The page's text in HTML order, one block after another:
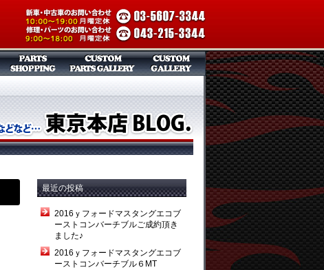
最近の投稿
2016ｙフォードマスタングエコブ
ーストコンバーチブルご成約頂き
ました♪
2016ｙフォードマスタングエコブ
ーストコンバーチブル６MT